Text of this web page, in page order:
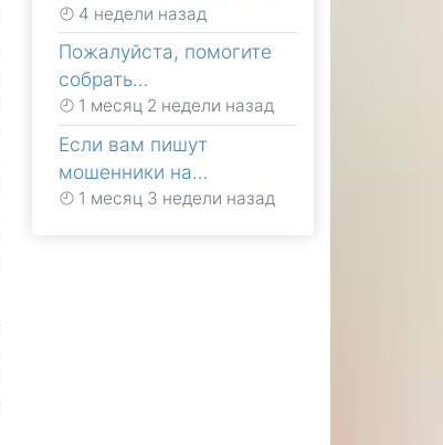
4 недели назад
Пожалуйста, помогите
собрать…
1 месяц 2 недели назад
Если вам пишут
мошенники на…
1 месяц 3 недели назад